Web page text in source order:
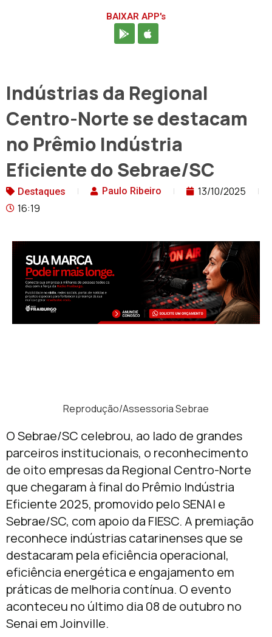
BAIXAR APP's
Indústrias da Regional
Centro-Norte se destacam
no Prêmio Indústria
Eficiente do Sebrae/SC
Destaques Paulo Ribeiro
13/10/2025
16:19
Reprodução/Assessoria Sebrae
O Sebrae/SC celebrou, ao lado de grandes
parceiros institucionais, o reconhecimento
de oito empresas da Regional Centro-Norte
que chegaram à final do Prêmio Indústria
Eficiente 2025, promovido pelo SENAI e
Sebrae/SC, com apoio da FIESC. A premiação
reconhece indústrias catarinenses que se
destacaram pela eficiência operacional,
eficiência energética e engajamento em
práticas de melhoria contínua. O evento
aconteceu no último dia 08 de outubro no
Senai em Joinville.